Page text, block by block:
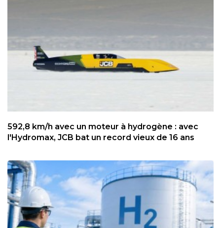
592,8 km/h avec un moteur à hydrogène : avec
l'Hydromax, JCB bat un record vieux de 16 ans